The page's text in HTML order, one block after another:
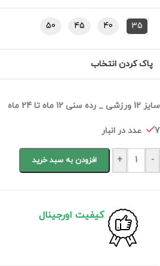
35
40
45
50
پاک کردن انتخاب
سایز 12 ورزشی _ رده سنی 12 ماه تا 24 ماه
7 عدد در انبار
-
+ افزودن به سبد خرید
کیفیت اورجینال